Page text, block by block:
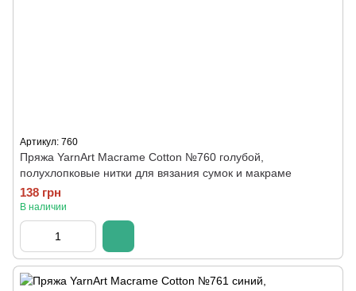
Артикул: 760
Пряжа YarnArt Macrame Cotton №760 голубой,
полухлопковые нитки для вязания сумок и макраме
138 грн
В наличии